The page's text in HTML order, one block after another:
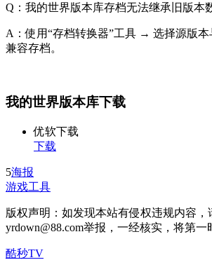
Q：我的世界版本库存档无法继承旧版本
A：使用“存档转换器”工具 → 选择源版
兼容存档。
我的世界版本库下载
优软下载
下载
5海报
游戏工具
版权声明：如发现本站有侵权违规内容，
yrdown@88.com举报，一经核实，将第一
酷秒TV